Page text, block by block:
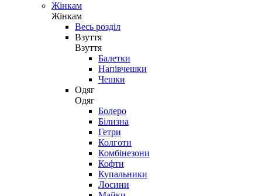
Жінкам
Жінкам
Весь розділ
Взуття
Взуття
Балетки
Напівчешки
Чешки
Одяг
Одяг
Болеро
Білизна
Гетри
Колготи
Комбінезони
Кофти
Купальники
Лосини